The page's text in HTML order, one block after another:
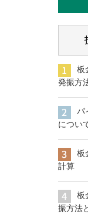
板
発振方
パ
につい
板
計算
板
振方法